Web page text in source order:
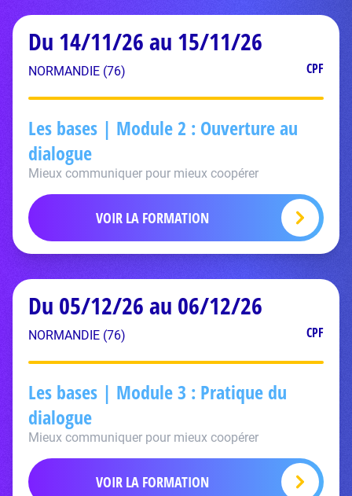
Du 14/11/26 au 15/11/26
NORMANDIE (76) CPF
Les bases | Module 2 : Ouverture au
dialogue
Mieux communiquer pour mieux coopérer
VOIR LA FORMATION
Du 05/12/26 au 06/12/26
NORMANDIE (76) CPF
Les bases | Module 3 : Pratique du
dialogue
Mieux communiquer pour mieux coopérer
VOIR LA FORMATION